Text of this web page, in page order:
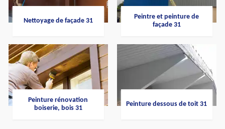
Nettoyage de façade 31
Peintre et peinture de
façade 31
Peinture rénovation
boiserie, bois 31
Peinture dessous de toit 31